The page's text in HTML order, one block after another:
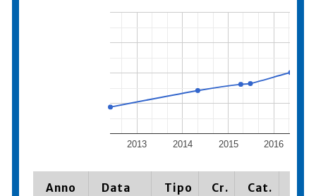
2013 2014 2015 2016
Anno Data Tipo Cr. Cat.